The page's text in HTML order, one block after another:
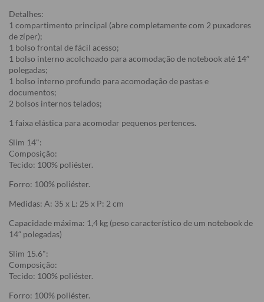
Detalhes:
1 compartimento principal (abre completamente com 2 puxadores
de zíper);
1 bolso frontal de fácil acesso;
1 bolso interno acolchoado para acomodação de notebook até 14”
polegadas;
1 bolso interno profundo para acomodação de pastas e
documentos;
2 bolsos internos telados;
1 faixa elástica para acomodar pequenos pertences.
Slim 14":
Composição:
Tecido: 100% poliéster.
Forro: 100% poliéster.
Medidas: A: 35 x L: 25 x P: 2 cm
Capacidade máxima: 1,4 kg (peso característico de um notebook de
14” polegadas)
Slim 15.6":
Composição:
Tecido: 100% poliéster.
Forro: 100% poliéster.